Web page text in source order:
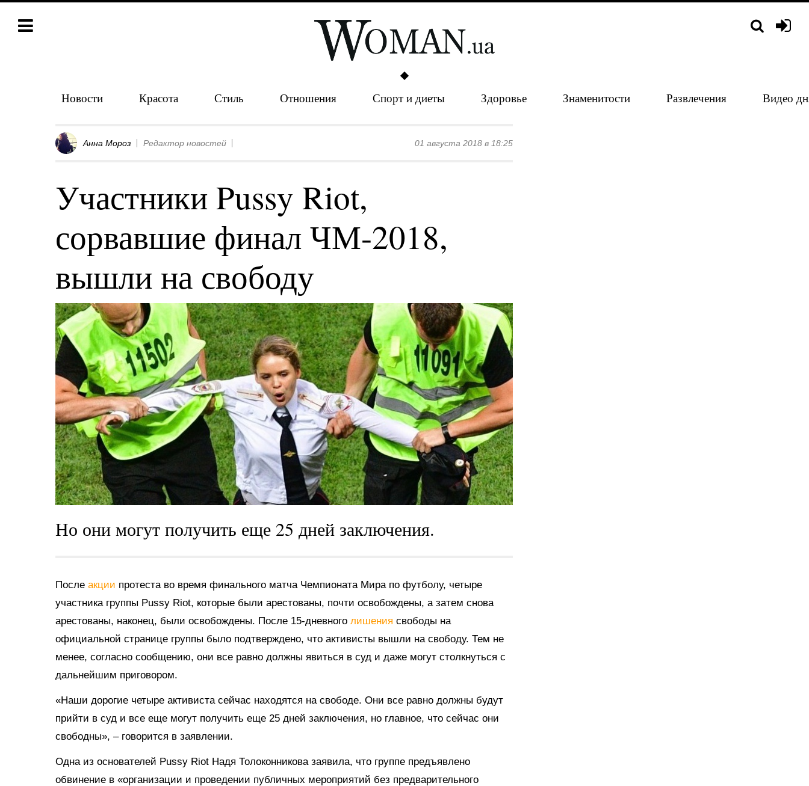
Новости Красота Стиль Отношения Спорт и диеты Здоровье Знаменитости Развлечения Видео
Анна Мороз Редактор новостей 01 августа 2018 в 18:25
Участники Pussy Riot,
сорвавшие финал ЧМ-2018,
вышли на свободу
Но они могут получить еще 25 дней заключения.
После акции протеста во время финального матча Чемпионата Мира по футболу, четыре
участника группы Pussy Riot, которые были арестованы, почти освобождены, а затем снова
арестованы, наконец, были освобождены. После 15-дневного лишения свободы на
официальной странице группы было подтверждено, что активисты вышли на свободу. Тем не
менее, согласно сообщению, они все равно должны явиться в суд и даже могут столкнуться с
дальнейшим приговором.
«Наши дорогие четыре активиста сейчас находятся на свободе. Они все равно должны будут
прийти в суд и все еще могут получить еще 25 дней заключения, но главное, что сейчас они
свободны», – говорится в заявлении.
Одна из основателей Pussy Riot Надя Толоконникова заявила, что группе предъявлено
обвинение в «организации и проведении публичных мероприятий без предварительного